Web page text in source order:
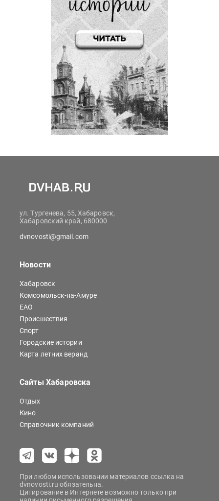
ул. Тургенева, 55, Хабаровск,
Хабаровский край, 680000
dvnovosti@gmail.com
Новости
Хабаровск
Комсомольск-на-Амуре
ЕАО
Происшествия
Спорт
Городские истории
Карта летних веранд
Сайты Хабаровска
Отдых
Кино
Справочник компаний
При любом использовании материалов ссылка на
dvnovosti.ru обязательна.
Цитирование в Интернете возможно только при